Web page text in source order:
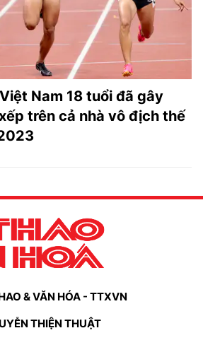
Nam 18 tuổi đã gây
trên cả nhà vô địch thế
& VĂN HÓA - TTXVN
THIỆN THUẬT